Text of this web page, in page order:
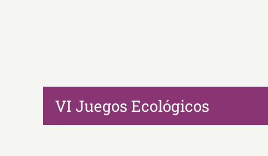
VI Juegos Ecológicos